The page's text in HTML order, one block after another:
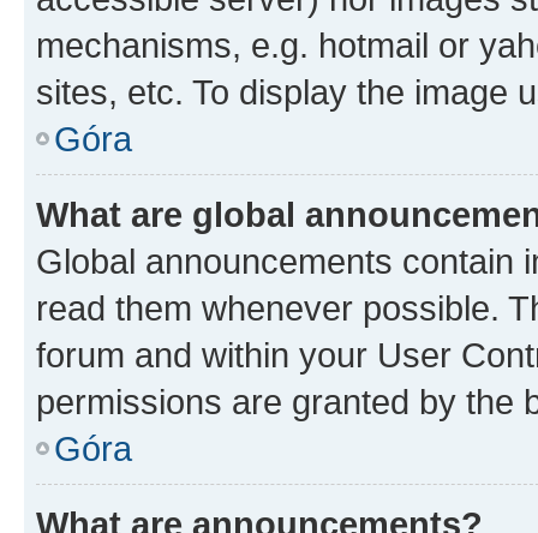
mechanisms, e.g. hotmail or
sites, etc. To display the image
Góra
What are global
Global announcements contain
read them whenever possible.
forum and within your User
permissions are granted by the
Góra
What are announcements?